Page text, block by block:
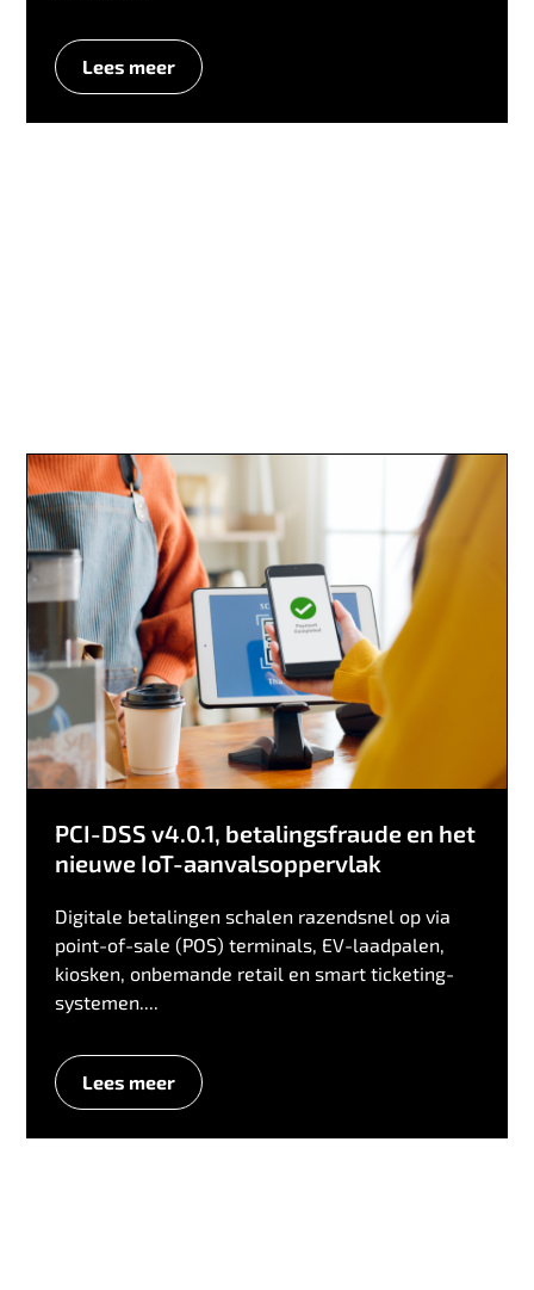
Lees meer
PCI-DSS v4.0.1, betalingsfraude en het
nieuwe IoT-aanvalsoppervlak
Digitale betalingen schalen razendsnel op via
point-of-sale (POS) terminals, EV-laadpalen,
kiosken, onbemande retail en smart ticketing-
systemen....
Lees meer